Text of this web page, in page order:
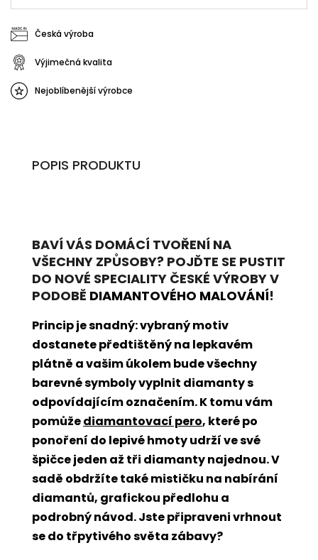
Česká výroba
Výjimečná kvalita
Nejoblíbenější výrobce
POPIS PRODUKTU
BAVÍ VÁS DOMÁCÍ TVOŘENÍ NA
VŠECHNY ZPŮSOBY? POJĎTE SE PUSTIT
DO NOVÉ SPECIALITY ČESKÉ VÝROBY V
PODOBĚ DIAMANTOVÉHO MALOVÁNÍ!
Princip je snadný: vybraný motiv
dostanete předtištěný na lepkavém
plátně a vašim úkolem bude všechny
barevné symboly vyplnit diamanty s
odpovídajícím označením. K tomu vám
pomůžediamantovací pero, které po
ponoření do lepivé hmoty udrží ve své
špičce jeden až tři diamanty najednou. V
sadě obdržíte také mističku na nabírání
diamantů, grafickou předlohu a
podrobný návod. Jste připraveni vrhnout
se do třpytivého světa zábavy?